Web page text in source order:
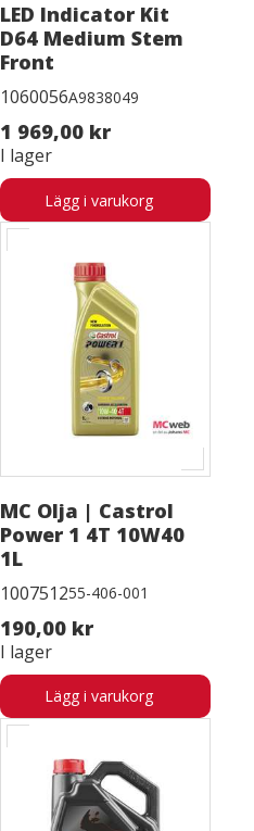
LED Indicator Kit
D64 Medium Stem
Front
1060056A9838049
1 969,00 kr
I lager
Lägg i varukorg
MC Olja | Castrol
Power 1 4T 10W40
1L
100751255-406-001
190,00 kr
I lager
Lägg i varukorg